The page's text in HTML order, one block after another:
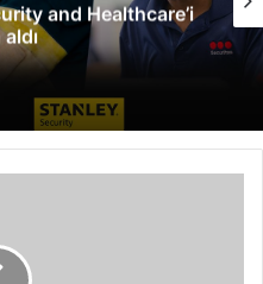
and Healthcare’i